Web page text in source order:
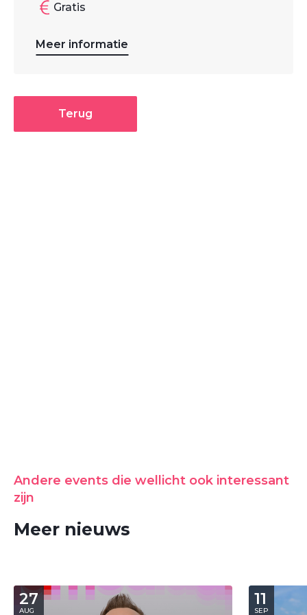
Gratis
Meer informatie
Terug
Andere events die wellicht ook interessant
zijn
Meer nieuws
27
AUG
11
SEP